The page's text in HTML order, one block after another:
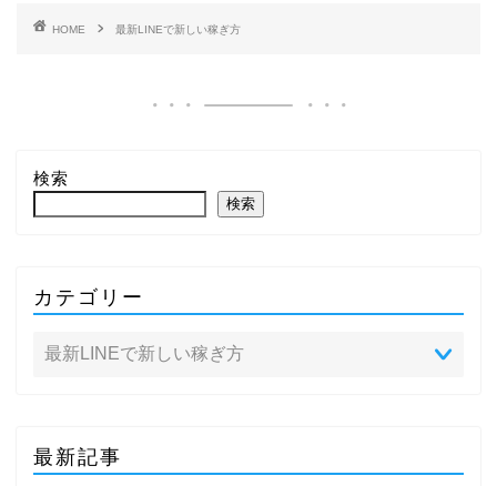
HOME 最新LINEで新しい稼ぎ方
検索
検索
カテゴリー
最新記事